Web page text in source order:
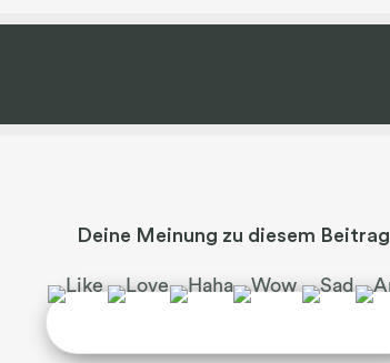
Deine Meinung zu diesem Beitrag